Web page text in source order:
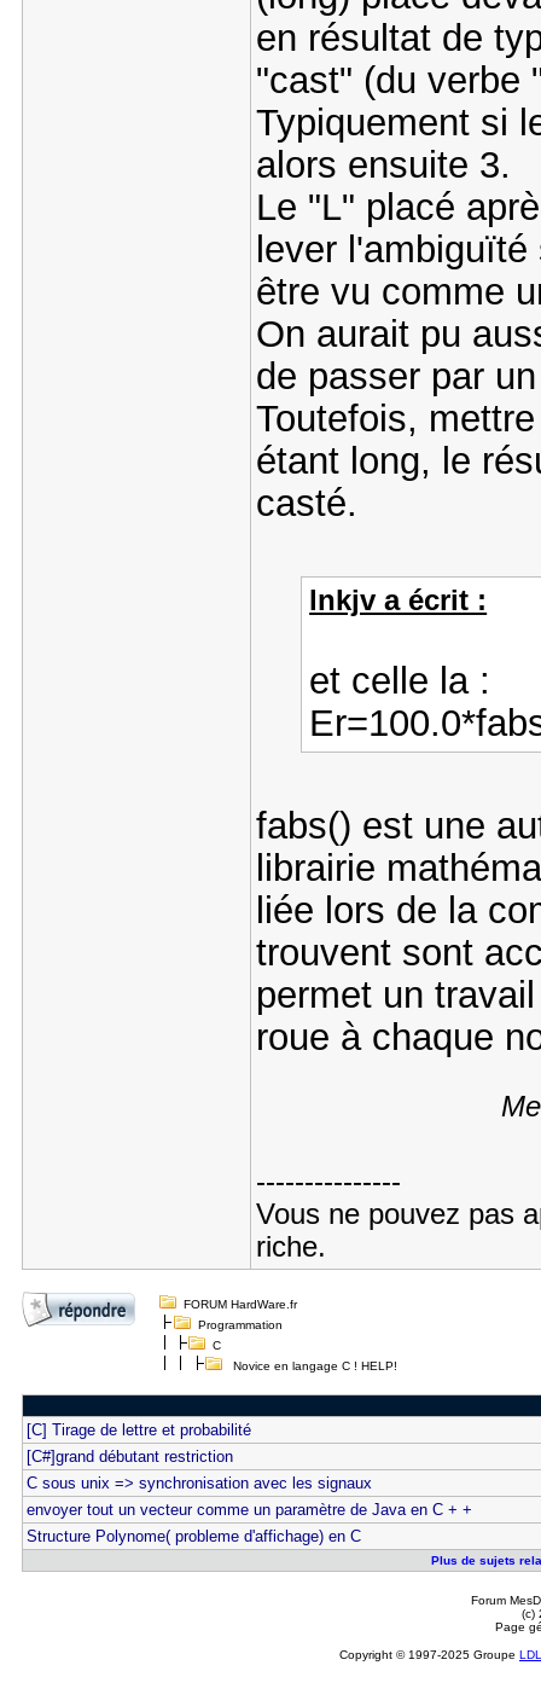
en résultat de
"cast" (du verbe
Typiquement si
alors ensuite 3.
Le "L" placé
lever
être vu comme
On aurait pu
de passer par
Toutefois,
étant long, le
casté.
lnkjv a écrit :
et celle la :
fabs() est une
librairie
liée lors de la
trouvent sont
permet un
roue à chaque
---------------
Vous ne pouvez pas
riche.
FORUM HardWare.fr
Programmation
C
Novice en langage C ! HELP!
[C] Tirage de lettre et probabilité
[C#]grand débutant restriction
C sous unix => synchronisation avec les signaux
envoyer tout un vecteur comme un paramètre de Java en C + +
Structure Polynome( probleme d'affichage) en C
Plus de sujets
Forum
(c)
Page
Copyright © 1997-2025 Groupe